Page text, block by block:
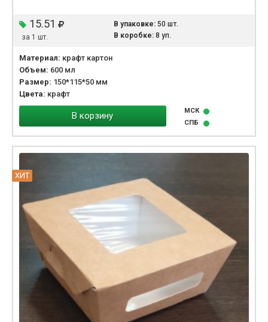
15.51
за 1 шт.
В упаковке:50 шт.
В коробке:8 уп.
Материал: крафт картон
Объем: 600 мл
Размер: 150*115*50 мм
Цвета: крафт
В корзину
МСК
СПБ
ХИТ